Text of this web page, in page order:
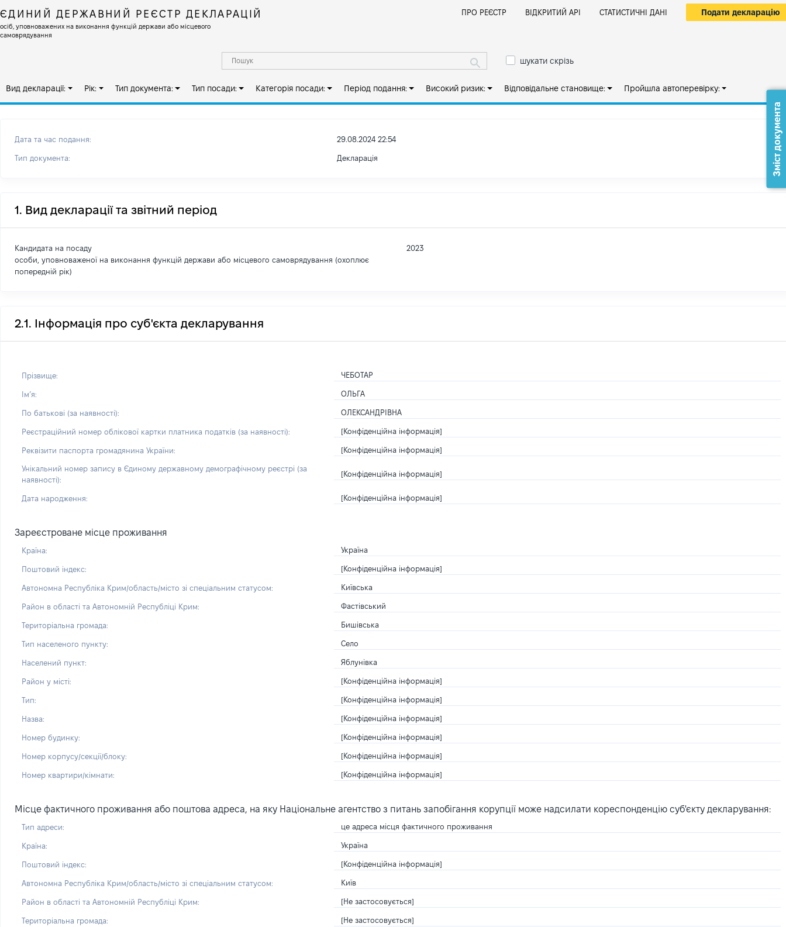
ЄДИНИЙ ДЕРЖАВНИЙ РЕЄСТР ДЕКЛАРАЦІЙ
осіб, уповноважених на виконання функцій держави або місцевого
самоврядування
ПРО РЕЄСТР ВІДКРИТИЙ АРІ СТАТИСТИЧНІ ДАНІ Подати декларацію
шукати скрізь
Вид декларації: Рік: Тип документа: Тип посади: Категорія посади: Період подання: Високий ризик: Відповідальне становище: Пройшла автоперевірку:
Дата та час подання: 29.08.2024 22:54
Тип документа: Декларація
1. Вид декларації та звітний період
Кандидата на посаду
особи, уповноваженої на виконання функцій держави або місцевого самоврядування (охоплює
попередній рік)
2023
2.1. Інформація про суб'єкта декларування
Прізвище: ЧЕБОТАР
Імʼя: ОЛЬГА
По батькові (за наявності): ОЛЕКСАНДРІВНА
Реєстраційний номер облікової картки платника податків (за наявності): [Конфіденційна інформація]
Реквізити паспорта громадянина України: [Конфіденційна інформація]
Унікальний номер запису в Єдиному державному демографічному реєстрі (за
наявності):
[Конфіденційна інформація]
Дата народження: [Конфіденційна інформація]
Зареєстроване місце проживання
Країна: Україна
Поштовий індекс: [Конфіденційна інформація]
Автономна Республіка Крим/область/місто зі спеціальним статусом: Київська
Район в області та Автономній Республіці Крим: Фастівський
Територіальна громада: Бишівська
Тип населеного пункту: Село
Населений пункт: Яблунівка
Район у місті: [Конфіденційна інформація]
Тип: [Конфіденційна інформація]
Назва: [Конфіденційна інформація]
Номер будинку: [Конфіденційна інформація]
Номер корпусу/секції/блоку: [Конфіденційна інформація]
Номер квартири/кімнати: [Конфіденційна інформація]
Місце фактичного проживання або поштова адреса, на яку Національне агентство з питань запобігання корупції може надсилати кореспонденцію суб'єкту декларування:
Тип адреси: це адреса місця фактичного проживання
Країна: Україна
Поштовий індекс: [Конфіденційна інформація]
Автономна Республіка Крим/область/місто зі спеціальним статусом: Київ
Район в області та Автономній Республіці Крим: [Не застосовується]
Територіальна громада: [Не застосовується]
Зміст документа